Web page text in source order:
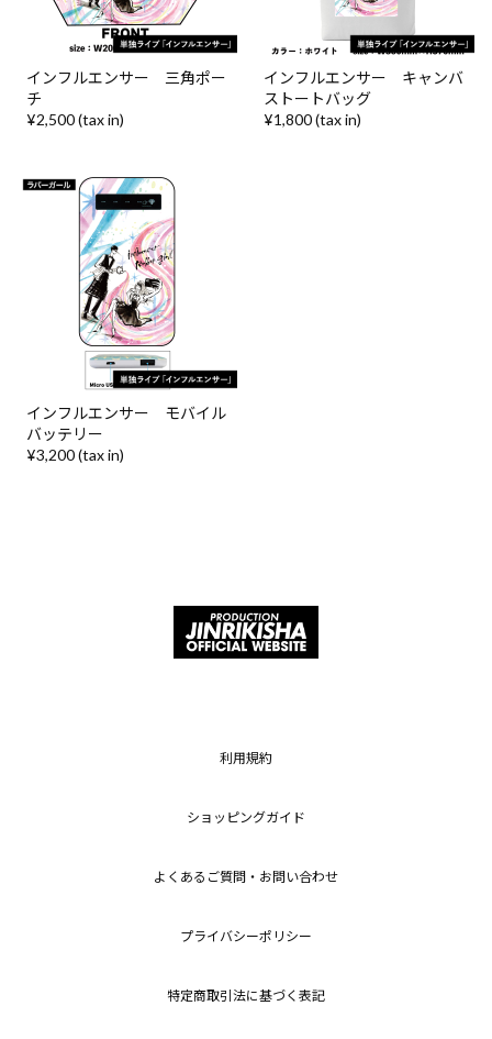
インフルエンサー 三角ポー
チ
¥2,500 (tax in)
インフルエンサー キャンバ
ストートバッグ
¥1,800 (tax in)
インフルエンサー モバイル
バッテリー
¥3,200 (tax in)
利用規約
ショッピングガイド
よくあるご質問・お問い合わせ
プライバシーポリシー
特定商取引法に基づく表記